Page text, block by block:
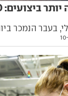
בעבר הנמכר
הנעה